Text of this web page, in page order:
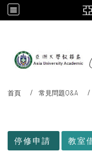
首頁 常見問題Q&A
停修申請 教室